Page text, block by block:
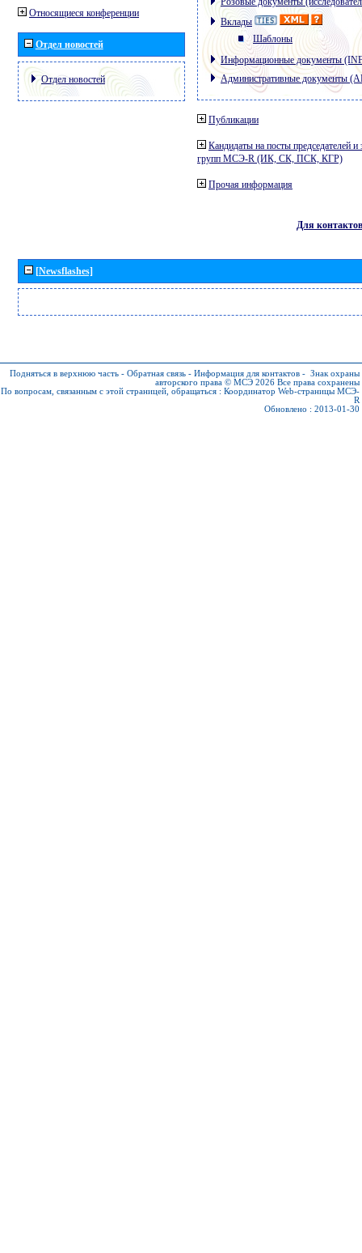
Относящиеся конференции
Отдел новостей
Отдел новостей
Вклады
Шаблоны
Информационные документы
Административные документы
Публикации
Кандидаты на посты председателей и
групп МСЭ-R (ИК, СК, ПСК, КГР)
Прочая информация
Для контактов
[Newsflashes]
Подняться в верхнюю часть - Обратная связь - Информация для контактов - Знак охраны
авторского права © МСЭ 2026 Все права сохранены
По вопросам, связанным с этой страницей, обращаться : Координатор Web-страницы МСЭ-
R
Обновлено : 2013-01-30